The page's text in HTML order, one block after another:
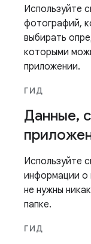
Используйте
фотографий,
выбирать
которыми
приложении.
ГИД
Данные,
Используйте
информации о
не нужны
папке.
ГИД